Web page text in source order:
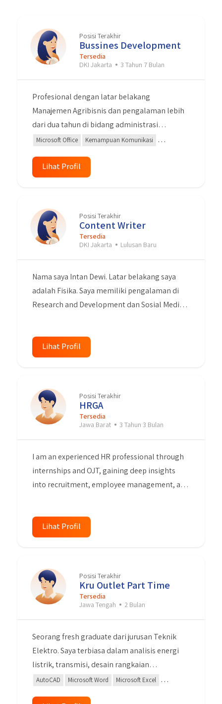
Posisi Terakhir
Bussines Development
Tersedia
DKI Jakarta
3 Tahun 7 Bulan
Profesional dengan latar belakang
Manajemen Agribisnis dan pengalaman lebih
dari dua tahun di bidang administrasi
dokumen pada industri logistik. Terampil
dan multitasking. Memiliki kemampuan
analisis, negosiasi, dan kerjasama tim yang
dan membangun hubungan kerja yang
produktif.
Microsoft Office
Kemampuan Komunikasi
Negosiasi
Manajemen Pemeliharaan
Lihat Profil
Posisi Terakhir
Content Writer
Tersedia
DKI Jakarta
Lulusan Baru
Nama saya Intan Dewi. Latar belakang saya
adalah Fisika. Saya memiliki pengalaman di
Research and Development dan Sosial Media
belajar dengan cepat. Saya Memiliki
keterampilan dalam menggunakan komputer,
Powerpoint), Grapich design dan Video Editing
(Adobe Photoshop, Adobe Premiere Pro,
CorelDraw, Canva, Meta for Business). Memiliki
minat pada media sosial marketing, memiliki
memiliki kemampuan untuk mengetik dengan
cepat dan teliti. Saya bersedia bekerja dimana
saja sesuai dengan kualifikasi saya.
Lihat Profil
Posisi Terakhir
HRGA
Tersedia
Jawa Barat
3 Tahun 3 Bulan
I am an experienced HR professional through
internships and OJT, gaining deep insights
into recruitment, employee management, and
environment. Ready to make significant
contributions to advancing the HR team and
Lihat Profil
Posisi Terakhir
Kru Outlet Part Time
Tersedia
Jawa Tengah
2 Bulan
Seorang fresh graduate dari jurusan Teknik
Elektro. Saya terbiasa dalam analisis energi
listrik, transmisi, desain rangkaian
elektronika, wiring, dan single line diagram.
AutoCAD Microsoft Word
Microsoft Excel
Microsoft Power Point